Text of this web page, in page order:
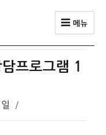
메뉴
프로그램 1